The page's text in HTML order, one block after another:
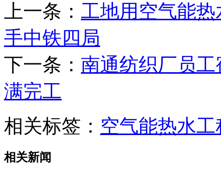
上一条： 工地用空气能
手中铁四局
下一条： 南通纺织厂员
满完工
相关标签： 空气能热水工
相关新闻